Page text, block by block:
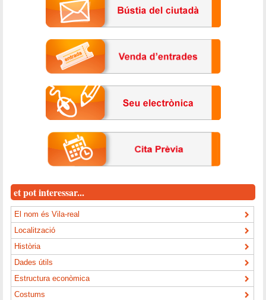
et pot interessar...
El nom és Vila-real
Localització
Història
Dades útils
Estructura econòmica
Costums